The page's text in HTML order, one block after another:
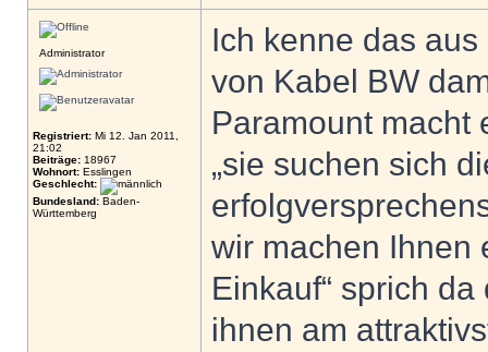
Administrator
Registriert: Mi 12. Jan 2011,
21:02
Beiträge: 18967
Wohnort: Esslingen
Geschlecht:
Bundesland: Baden-
Württemberg
Ich kenne das
von Kabel BW
Paramount macht
„sie suchen sich
wir machen Ihnen
Einkauf“ sprich
ihnen am